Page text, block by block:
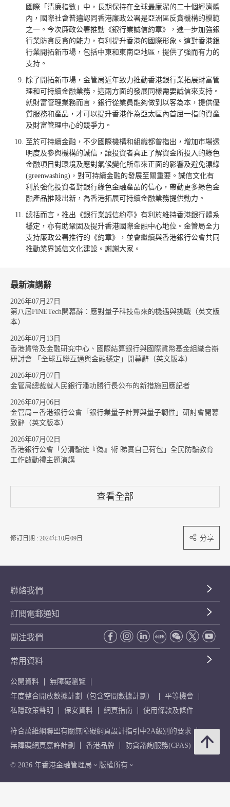
國際「清廉指數」中，長期保持在全球最廉潔的二十個經濟體
內，國際社會普遍認同香港廉政公署是亞洲區反貪機構的模範
之一。今次廉政公署推動《銀行業誠信約章》，進一步加強銀
行業防貪反貪的能力，有利提升香港的國際形象。這對香港銀
行業開拓新市場，包括中東和東南亞地區，提供了強而有力的
支持。
除了開拓新市場，金管局近年致力推動香港銀行業拓展財富管
理和可持續金融業務，這兩方面的發展同樣需要誠信來支持。
就財富管理業務而言，銀行從業員能夠做到以客為本，提供優
質服務和產品，才可以提升香港作為亞太區內首屈一指的資產
及財富管理中心的競爭力。
至於可持續金融，不少國際機構和組織都曾指出，增加市場透
明度及參與機構的誠信，讓投資者真正了解資金所投入的綠色
金融項目對環境及應對氣候變化所帶來正面的影響及避免漂綠
(greenwashing)，對可持續金融的發展至關重要。誠信文化有
利於強化投資者對銀行綠色金融產品的信心，帶動更多綠色金
融產品推陳出新，為香港拓展可持續金融業務提供動力。
總括而言，推出《銀行業誠信約章》有利於維持香港銀行體系
穩定，亦有助鞏固及提升香港國際金融中心地位。金管局全力
支持廉政公署推行的《約章》，並會繼續與香港銀行公會共同
推動業界誠信文化建設。謝謝大家。
最新演講辭
2026年07月27日
第八屆FiNETech開幕辭：應對量子科技帶來的機遇與挑戰（英文版
本）
2026年07月13日
香港貨幣及金融研究中心、國際結算銀行與國際貨幣基金組織合辦
研討會 「全球互聯互通與金融穩定」開幕辭（英文版本）
2026年07月07日
金管局總裁就人民銀行潘功勝行長公布的新措施回應記者
2026年07月06日
金管局－香港銀行公會「銀行業量子計算與量子韌性」研討會開幕
致辭（英文版本）
2026年07月02日
香港銀行公會「分清騙徒『偽』術 睇實自己荷包」全民防騙教育
工作啟動禮主題演講
查看全部
修訂日期 : 2024年10月09日 分享
聯絡我們
訂閱電郵通知
關注我們
常用資料
公開資料
無障礙瀏覽
年度整合開放數據計劃（包含空間數據計劃）
平等機會
私隱政策聲明
保安資料 網頁指南 使用條款及條件
符合萬維網聯盟有關無障礙網頁設計指引中2A級別的要求
無障礙網頁嘉許計劃
香港品牌 防貪諮詢服務(CPAS)
© 2026 年香港金融管理局。版權所有。